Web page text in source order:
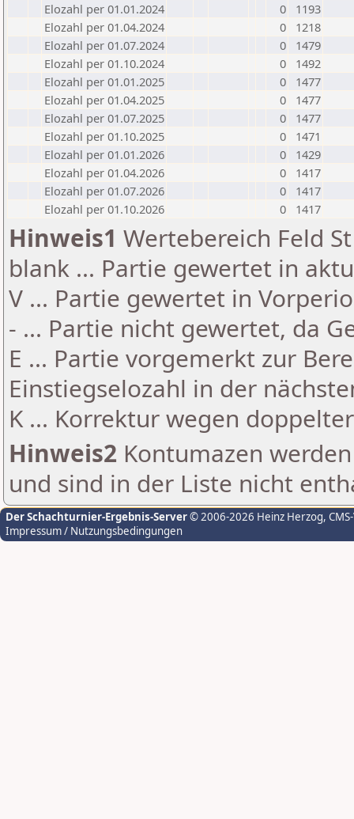
Elozahl per 01.01.2024
0
1193
Elozahl per 01.04.2024
0
1218
Elozahl per 01.07.2024
0
1479
Elozahl per 01.10.2024
0
1492
Elozahl per 01.01.2025
0
1477
Elozahl per 01.04.2025
0
1477
Elozahl per 01.07.2025
0
1477
Elozahl per 01.10.2025
0
1471
Elozahl per 01.01.2026
0
1429
Elozahl per 01.04.2026
0
1417
Elozahl per 01.07.2026
0
1417
Elozahl per 01.10.2026
0 1417
Hinweis1 Wertebereich Feld
blank ... Partie gewertet in
V ... Partie gewertet in
- ... Partie nicht gewertet, da
E ... Partie vorgemerkt zur
Einstiegselozahl in der
K ... Korrektur wegen
Hinweis2 Kontumazen
und sind in der Liste nicht
Der Schachturnier-Ergebnis-Server© 2006-2026 Heinz Herzog,
Impressum / Nutzungsbedingungen